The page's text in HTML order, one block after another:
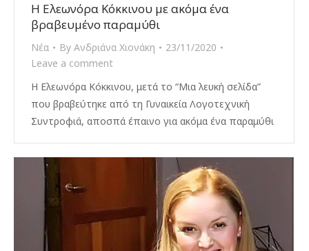
Η Ελεωνόρα Κόκκινου με ακόμα ένα
βραβευμένο παραμύθι
Νέα By Ανδριάνα Χιονάκη
23/11/2020
Leave a comment
Η Ελεωνόρα Κόκκινου, μετά το “Μια λευκή σελίδα”
που βραβεύτηκε από τη Γυναικεία Λογοτεχνική
Συντροφιά, αποσπά έπαινο για ακόμα ένα παραμύθι